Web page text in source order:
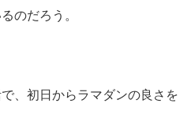
のだろう。
、初日からラマダンの良さを